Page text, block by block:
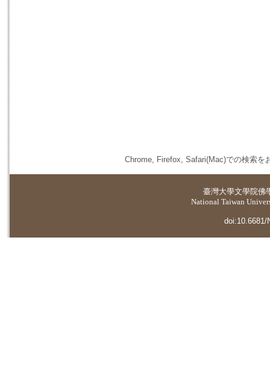
Chrome, Firefox, Safari(Mac)での検索を
臺灣大學文學院佛
National Taiwan
doi:10.6681/